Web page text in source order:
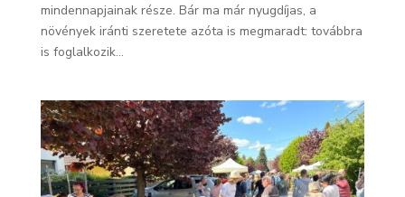
mindennapjainak része. Bár ma már nyugdíjas, a
növények iránti szeretete azóta is megmaradt: továbbra
is foglalkozik...